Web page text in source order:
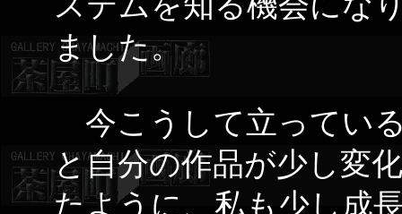
ました。
今こうして立ってい
と自分の作品が少し変
たように、私も少し成